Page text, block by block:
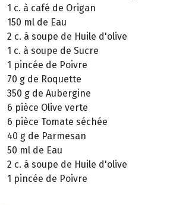
1 c. à café de Origan
150 ml de Eau
2 c. à soupe de Huile d'olive
1 c. à soupe de Sucre
1 pincée de Poivre
70 g de Roquette
350 g de Aubergine
6 pièce Olive verte
6 pièce Tomate séchée
40 g de Parmesan
50 ml de Eau
2 c. à soupe de Huile d'olive
1 pincée de Poivre